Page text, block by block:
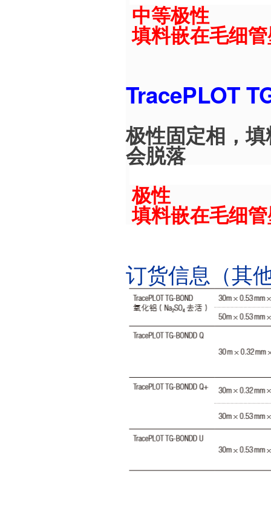
中等极性
填料嵌在毛细
TracePLOT
极性固定相，
会脱落
极性
填料嵌在毛细
订货信息（其